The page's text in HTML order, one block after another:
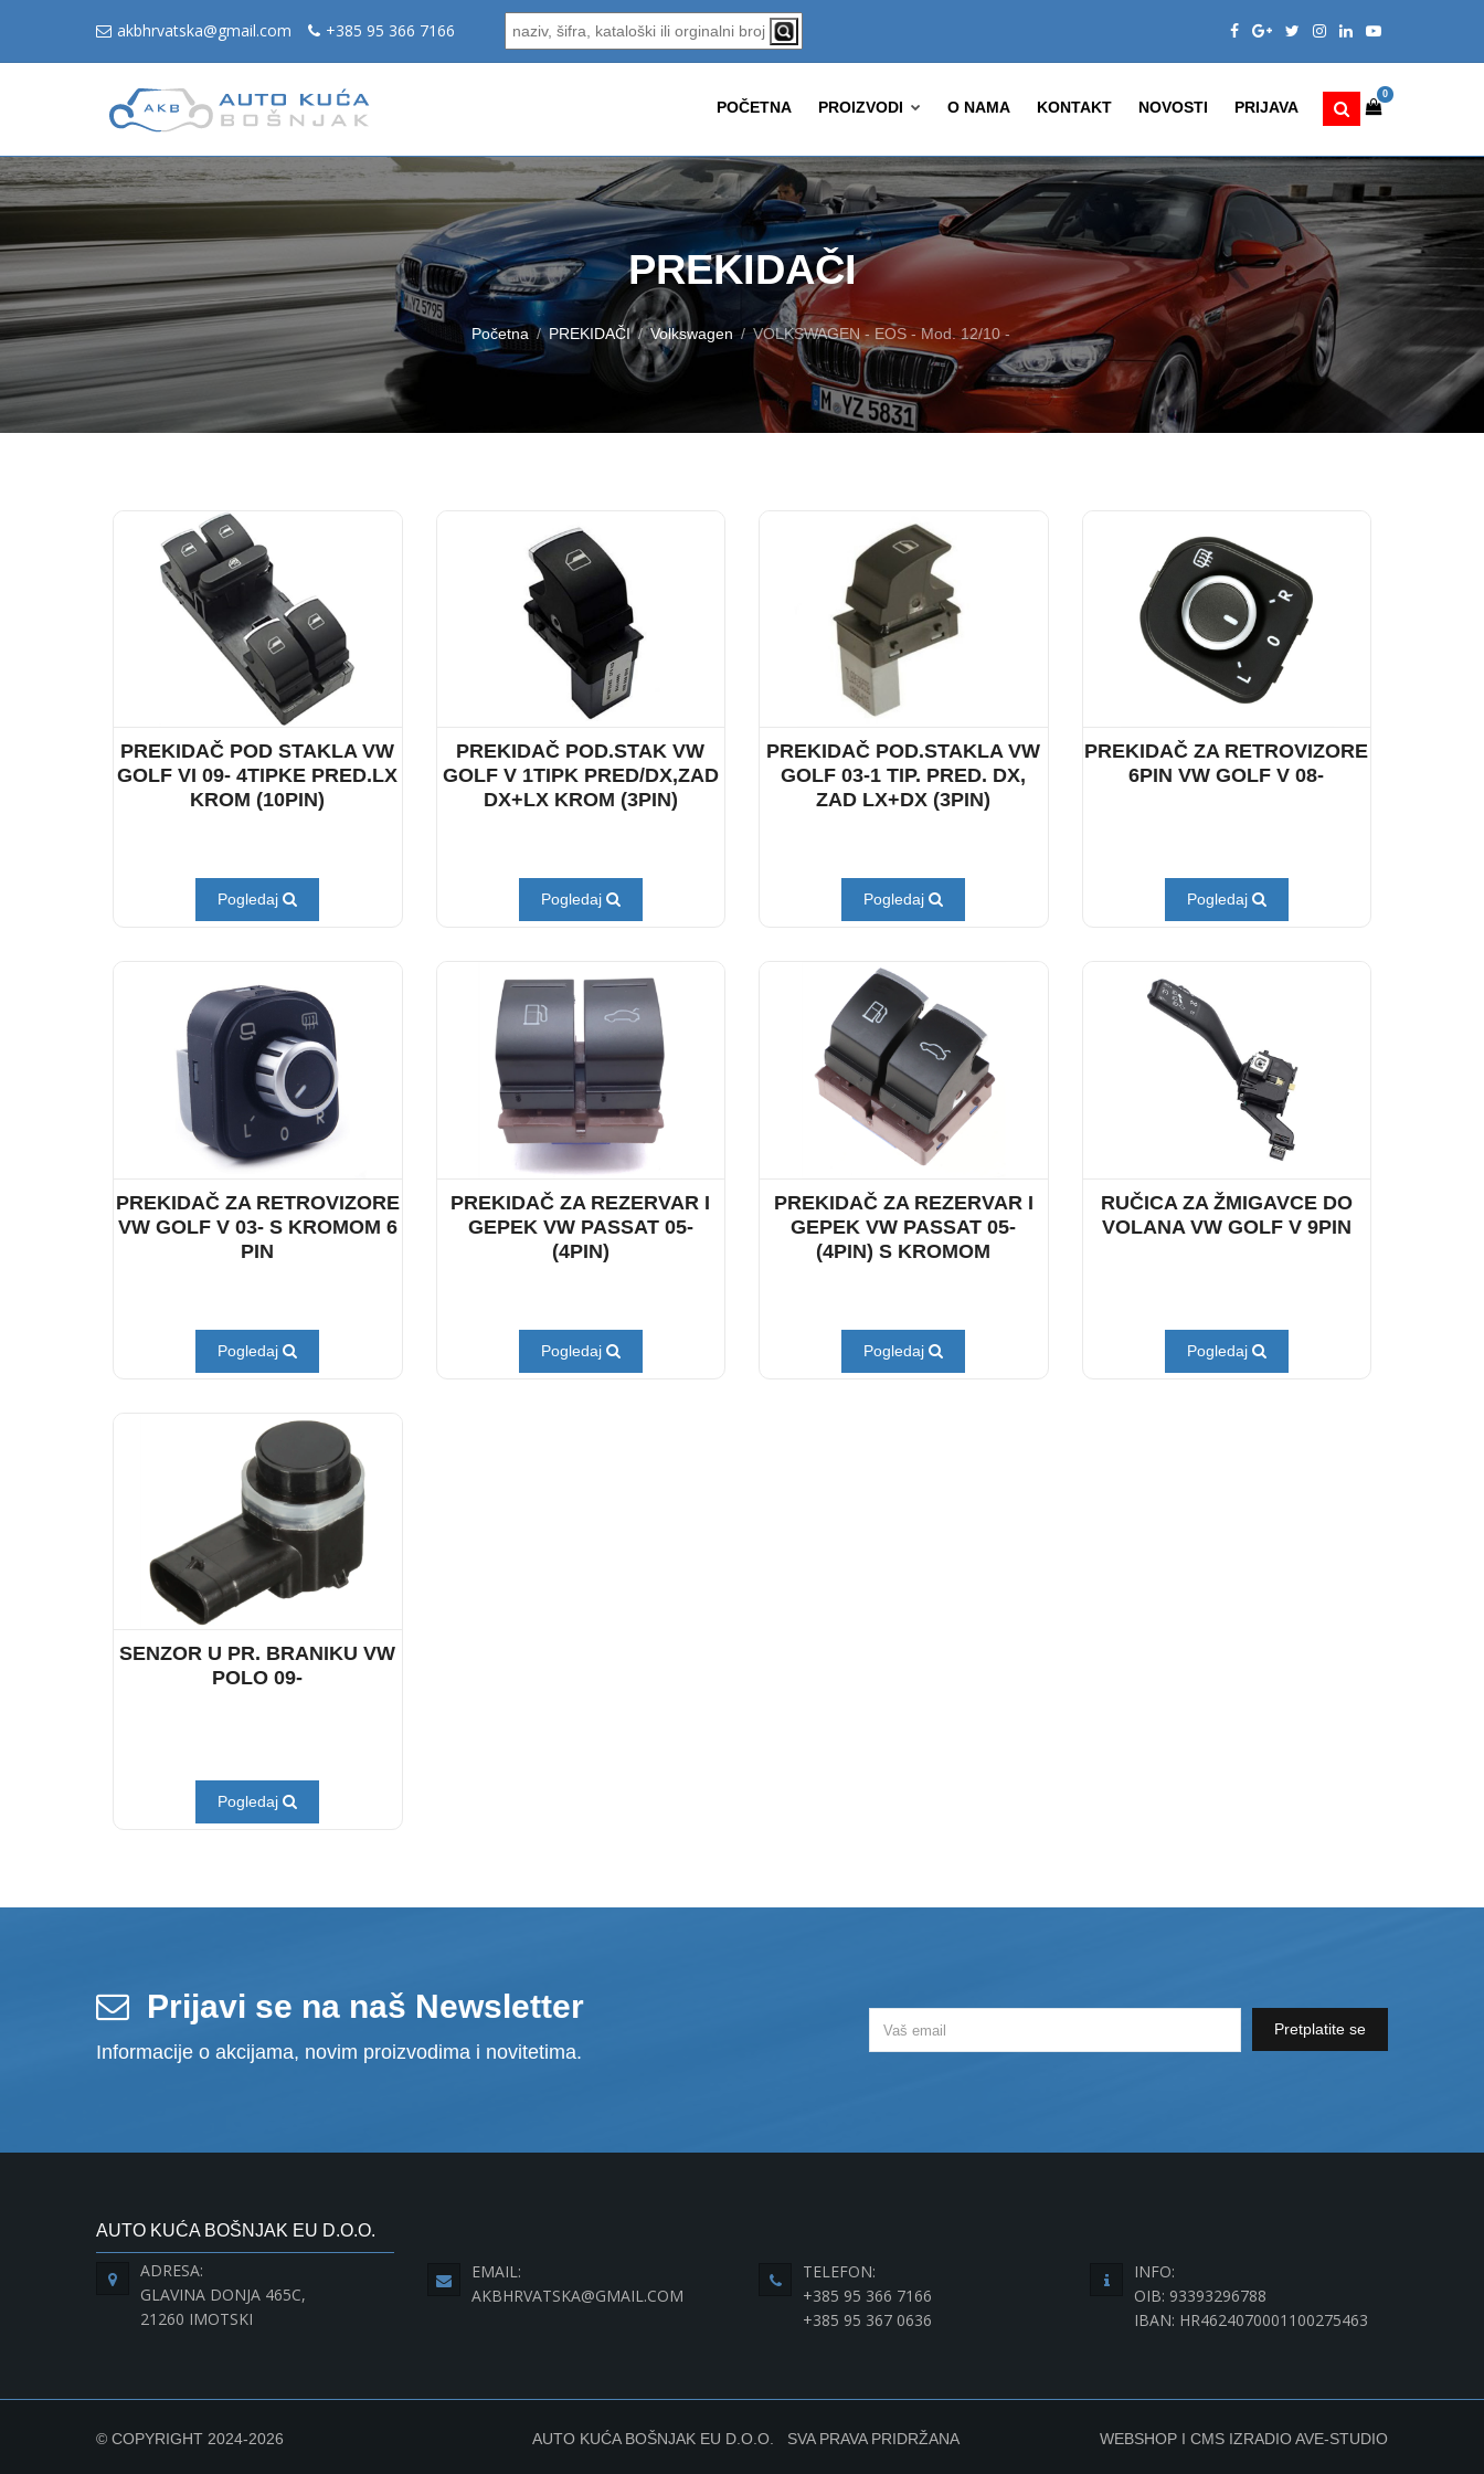
akbhrvatska@gmail.com +385 95 366 7166
0
POČETNA PROIZVODI O NAMA KONTAKT NOVOSTI PRIJAVA
PREKIDAČI
Početna PREKIDAČI Volkswagen VOLKSWAGEN - EOS - Mod. 12/10 -
PREKIDAČ POD STAKLA VW
GOLF VI 09- 4TIPKE PRED.LX
KROM (10PIN)
Pogledaj
PREKIDAČ POD.STAK VW
GOLF V 1TIPK PRED/DX,ZAD
DX+LX KROM (3PIN)
Pogledaj
PREKIDAČ POD.STAKLA VW
GOLF 03-1 TIP. PRED. DX,
ZAD LX+DX (3PIN)
Pogledaj
PREKIDAČ ZA RETROVIZORE
6PIN VW GOLF V 08-
Pogledaj
PREKIDAČ ZA RETROVIZORE
VW GOLF V 03- S KROMOM 6
PIN
Pogledaj
PREKIDAČ ZA REZERVAR I
GEPEK VW PASSAT 05-
(4PIN)
Pogledaj
PREKIDAČ ZA REZERVAR I
GEPEK VW PASSAT 05-
(4PIN) S KROMOM
Pogledaj
RUČICA ZA ŽMIGAVCE DO
VOLANA VW GOLF V 9PIN
Pogledaj
SENZOR U PR. BRANIKU VW
POLO 09-
Pogledaj
Prijavi se na naš Newsletter
Informacije o akcijama, novim proizvodima i novitetima.
Pretplatite se
AUTO KUĆA BOŠNJAK EU D.O.O.
ADRESA:
GLAVINA DONJA 465C,
21260 IMOTSKI
EMAIL:
AKBHRVATSKA@GMAIL.COM
TELEFON:
+385 95 366 7166
+385 95 367 0636
INFO:
OIB: 93393296788
IBAN: HR4624070001100275463
© COPYRIGHT 2024-2026 AUTO KUĆA BOŠNJAK EU D.O.O. SVA PRAVA PRIDRŽANA WEBSHOP I CMS IZRADIOAVE-STUDIO